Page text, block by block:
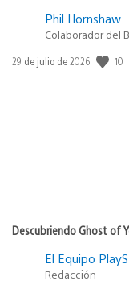
Phil Hornshaw
Colaborador del
Fecha
29 de julio de 2026 10
Descubriendo Ghost of
El Equipo
Redacción